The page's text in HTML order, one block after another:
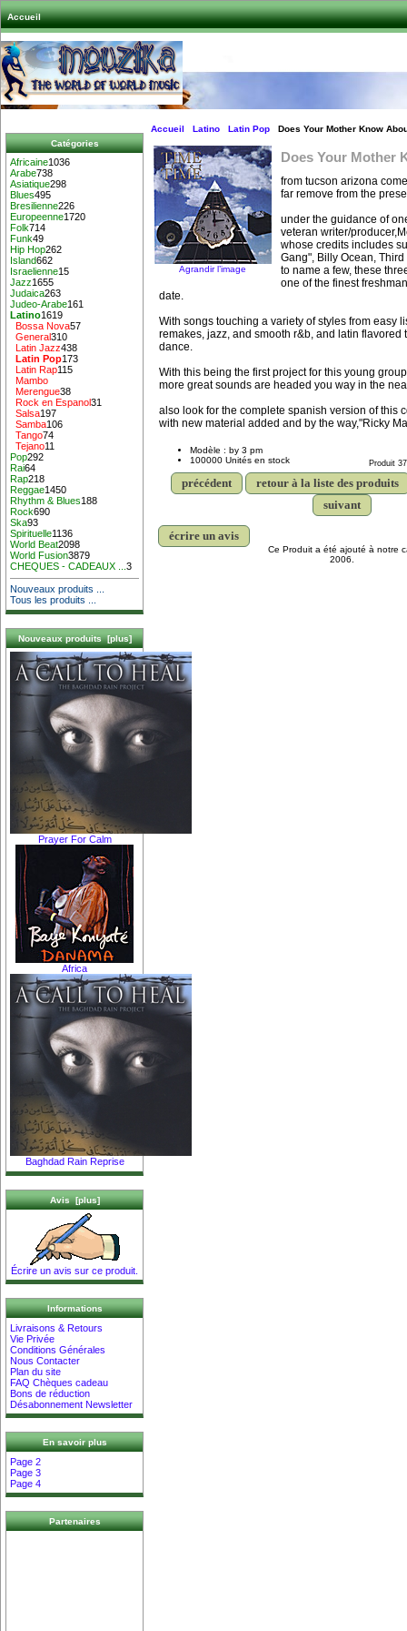
Accueil
Catégories
Africaine1036
Arabe738
Asiatique298
Blues495
Bresilienne226
Europeenne1720
Folk714
Funk49
Hip Hop262
Island662
Israelienne15
Jazz1655
Judaica263
Judeo-Arabe161
Latino1619
Bossa Nova57
General310
Latin Jazz438
Latin Pop173
Latin Rap115
Mambo
Merengue38
Rock en Espanol31
Salsa197
Samba106
Tango74
Tejano11
Pop292
Rai64
Rap218
Reggae1450
Rhythm & Blues188
Rock690
Ska93
Spirituelle1136
World Beat2098
World Fusion3879
CHEQUES - CADEAUX ...3
Nouveaux produits ...
Tous les produits ...
Nouveaux produits [plus]
Prayer For Calm
Africa
Baghdad Rain Reprise
Avis [plus]
Écrire un avis sur ce produit.
Informations
Livraisons & Retours
Vie Privée
Conditions Générales
Nous Contacter
Plan du site
FAQ Chèques cadeau
Bons de réduction
Désabonnement Newsletter
En savoir plus
Page 2
Page 3
Page 4
Partenaires
Accueil Latino Latin Pop Does Your Mother Know
Agrandir l’image
Does Your Mother
from tucson arizona
far remove from the
under the guidance of
veteran writer/
whose credits includes
Gang", Billy Ocean,
to name a few, these
one of the finest
date.
With songs touching a variety of styles from easy
remakes, jazz, and smooth r&b, and latin flavored
dance.
With this being the first project for this young
more great sounds are headed you way in the
also look for the complete spanish version of this
with new material added and by the way,"Ricky
Modèle : by 3 pm
100000 Unités en stock
Produit
précédent
retour à la liste des produits
suivant
écrire un avis
Ce Produit a été ajouté à notre
2006.